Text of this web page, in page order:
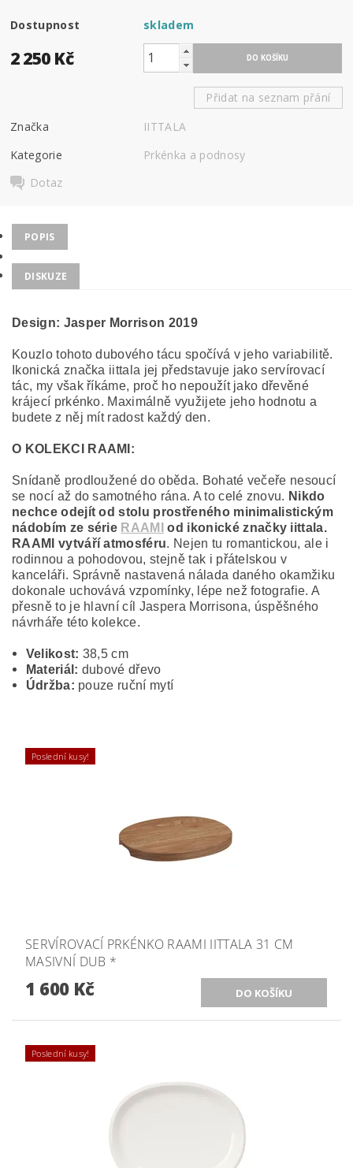
Dostupnost skladem
2 250 Kč
Přidat na seznam přání
Značka
IITTALA
Kategorie
Prkénka a podnosy
Dotaz
POPIS
DISKUZE
Design: Jasper Morrison 2019
Kouzlo tohoto dubového tácu spočívá v jeho variabilitě.
Ikonická značka iittala jej představuje jako servírovací
tác, my však říkáme, proč ho nepoužít jako dřevěné
krájecí prkénko. Maximálně využijete jeho hodnotu a
budete z něj mít radost každý den.
O KOLEKCI RAAMI:
Snídaně prodloužené do oběda. Bohaté večeře nesoucí
se nocí až do samotného rána. A to celé znovu. Nikdo
nechce odejít od stolu prostřeného minimalistickým
nádobím ze série RAAMI
od ikonické značky iittala.
RAAMI vytváří atmosféru. Nejen tu romantickou, ale i
rodinnou a pohodovou, stejně tak i přátelskou v
kanceláři. Správně nastavená nálada daného okamžiku
dokonale uchovává vzpomínky, lépe než fotografie. A
přesně to je hlavní cíl Jaspera Morrisona, úspěšného
návrháře této kolekce.
Velikost: 38,5 cm
Materiál: dubové dřevo
Údržba: pouze ruční mytí
Poslední kusy!
SERVÍROVACÍ PRKÉNKO RAAMI IITTALA 31 CM
MASIVNÍ DUB *
1 600 Kč
Poslední kusy!